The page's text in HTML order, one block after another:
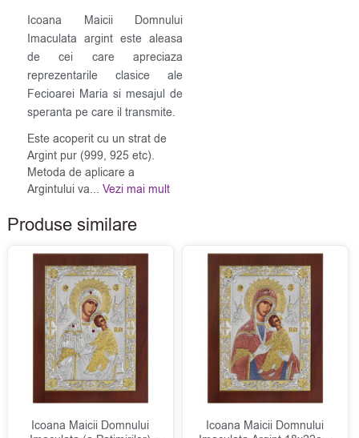
Icoana Maicii Domnului
Imaculata argint este aleasa
de cei care apreciaza
reprezentarile clasice ale
Fecioarei Maria si mesajul de
speranta pe care il transmite.
Este acoperit cu un strat de
Argint pur (999, 925 etc).
Metoda de aplicare a
Argintului va... Vezi mai mult
Produse similare
Icoana Maicii Domnului
Icoana Maicii Domnului